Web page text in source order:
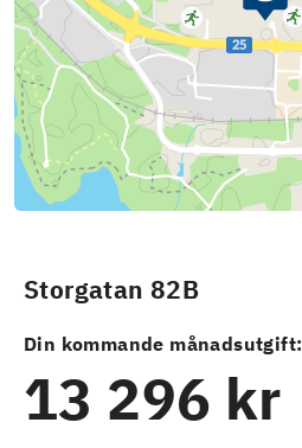
Storgatan 82B
Din kommande månadsutgift:
13 296 kr